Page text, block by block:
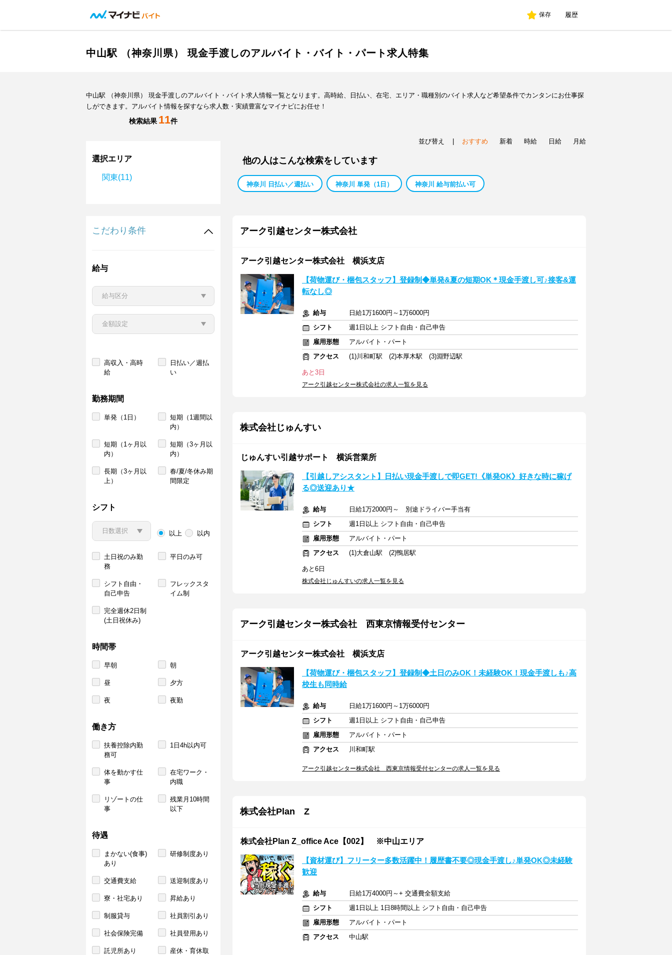
保存 履歴
中山駅 （神奈川県） 現金手渡しのアルバイト・バイト・パート求人特集
中山駅 （神奈川県） 現金手渡しのアルバイト・バイト求人情報一覧となります。高時給、日払い、在宅、エリア・職種別のバイト求人など希望条件でカンタンにお仕事探
しができます。アルバイト情報を探すなら求人数・実績豊富なマイナビにお任せ！
検索結果 11件
選択エリア
関東(11)
こだわり条件
給与
高収入・高時
給
日払い／週払
い
勤務期間
単発（1日）
短期（1週間以
内）
短期（1ヶ月以
内）
短期（3ヶ月以
内）
長期（3ヶ月以
上）
春/夏/冬休み期
間限定
シフト
以上 以内
土日祝のみ勤
務
平日のみ可
シフト自由・
自己申告
フレックスタ
イム制
完全週休2日制
(土日祝休み)
時間帯
早朝 朝
昼 夕方
夜 夜勤
働き方
扶養控除内勤
務可
1日4h以内可
体を動かす仕
事
在宅ワーク・
内職
リゾートの仕
事
残業月10時間
以下
待遇
まかない(食事)
あり
研修制度あり
交通費支給 送迎制度あり
寮・社宅あり 昇給あり
制服貸与 社員割引あり
社会保険完備 社員登用あり
託児所あり
産休・育休取
並び替え おすすめ 新着 時給 日給 月給
他の人はこんな検索をしています
神奈川 日払い／週払い 神奈川 単発（1日） 神奈川 給与前払い可
アーク引越センター株式会社
アーク引越センター株式会社 横浜支店
【荷物運び・梱包スタッフ】登録制◆単発&夏の短期OK＊現金手渡し可♪接客&運
転なし◎
給与
日給1万1600円～1万6000円
シフト
週1日以上 シフト自由・自己申告
雇用形態
アルバイト・パート
アクセス
(1)川和町駅 (2)本厚木駅 (3)淵野辺駅
あと3日
アーク引越センター株式会社の求人一覧を見る
株式会社じゅんすい
じゅんすい引越サポート 横浜営業所
【引越しアシスタント】日払い現金手渡しで即GET!《単発OK》好きな時に稼げ
る◎送迎あり★
給与
日給1万2000円～ 別途ドライバー手当有
シフト
週1日以上 シフト自由・自己申告
雇用形態
アルバイト・パート
アクセス
(1)大倉山駅 (2)鴨居駅
あと6日
株式会社じゅんすいの求人一覧を見る
アーク引越センター株式会社 西東京情報受付センター
アーク引越センター株式会社 横浜支店
【荷物運び・梱包スタッフ】登録制◆土日のみOK！未経験OK！現金手渡しも♪高
校生も同時給
給与
日給1万1600円～1万6000円
シフト
週1日以上 シフト自由・自己申告
雇用形態
アルバイト・パート
アクセス
川和町駅
アーク引越センター株式会社 西東京情報受付センターの求人一覧を見る
株式会社Plan Z
株式会社Plan Z_office Ace【002】 ※中山エリア
【資材運び】フリーター多数活躍中！履歴書不要◎現金手渡し♪単発OK◎未経験
歓迎
給与
日給1万4000円～+ 交通費全額支給
シフト
週1日以上 1日8時間以上 シフト自由・自己申告
雇用形態
アルバイト・パート
アクセス
中山駅